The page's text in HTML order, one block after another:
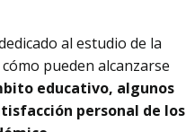
al estudio de la
pueden alcanzarse
educativo, algunos
personal de los